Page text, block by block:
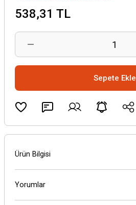
538,31 TL
Sepete Ekle
Ürün Bilgisi
Yorumlar